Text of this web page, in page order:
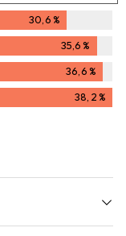
30,6%
35,6%
36,6%
38,2%